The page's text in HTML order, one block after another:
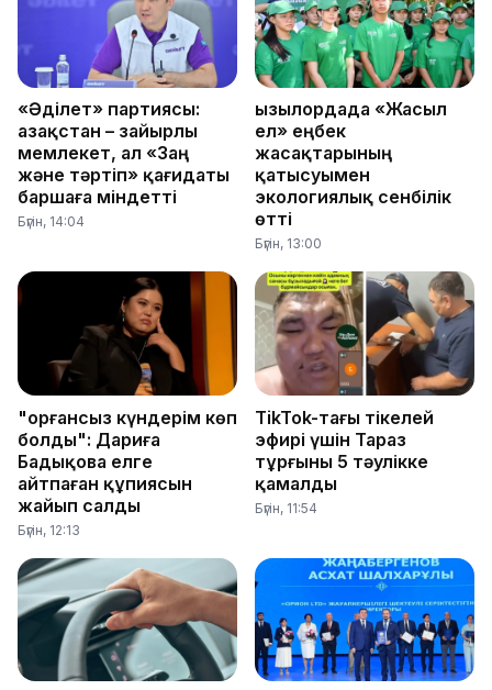
«Әділет» партиясы:
Қазақстан – зайырлы
мемлекет, ал «Заң
және тәртіп» қағидаты
баршаға міндетті
Бүгін, 14:04
Қызылордада «Жасыл
ел» еңбек
жасақтарының
қатысуымен
экологиялық сенбілік
өтті
Бүгін, 13:00
"Қорғансыз күндерім көп
болды": Дариға
Бадықова елге
айтпаған құпиясын
жайып салды
Бүгін, 12:13
TikTok-тағы тікелей
эфирі үшін Тараз
тұрғыны 5 тәулікке
қамалды
Бүгін, 11:54